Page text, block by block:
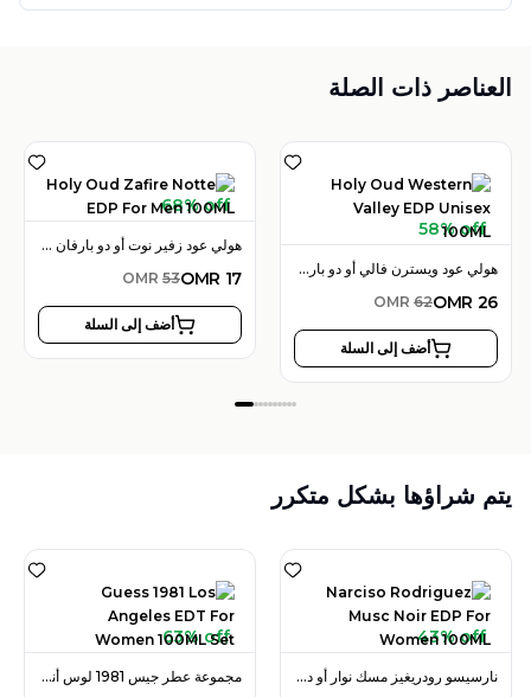
العناصر ذات الصلة
68% off
هولي عود زفير نوت أو دو بارفان 100 مل للرجال
OMR 17
OMR 53
أضف إلى السلة
58% off
هولي عود ويسترن فالي أو دو بارفان 100 مل للجنسين
OMR 26
OMR 62
أضف إلى السلة
يتم شراؤها بشكل متكرر
63% off
مجموعة عطر جيس 1981 لوس أنجلس أو دو تواليت 100 مل للنساء
43% off
نارسيسو رودريغيز مسك نوار أو دو بارفان 100 مل للنساء